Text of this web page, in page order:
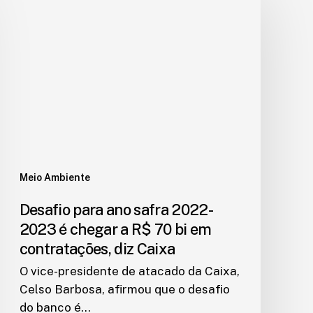
Meio Ambiente
Desafio para ano safra 2022-
2023 é chegar a R$ 70 bi em
contratações, diz Caixa
O vice-presidente de atacado da Caixa,
Celso Barbosa, afirmou que o desafio
do banco é…